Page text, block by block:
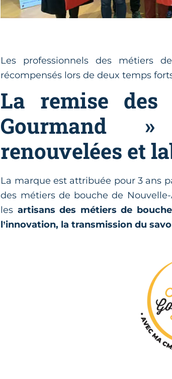
Les professionnels des métiers
récompensés lors de deux temps
La remise des
Gourmand
renouvelées et
La marque est attribuée pour 3 ans
des métiers de bouche de
les artisans des métiers de
l’innovation, la transmission du